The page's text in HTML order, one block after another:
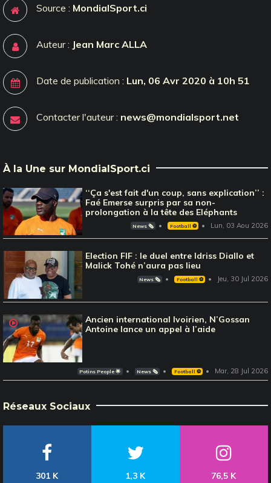
Source : MondialSport.ci
Auteur : Jean Marc ALLA
Date de publication : Lun, 06 Avr 2020 à 10h 51
Contacter l'auteur : news@mondialsport.net
À la Une sur MondialSport.ci
‘‘Ça s'est fait d'un coup, sans explication’’ :
Faé Emerse surpris par sa non-
prolongation à la tête des Eléphants
News 🗞️ Football ⚽️ Lun, 03 Aou 2026
Election FIF : le duel entre Idriss Diallo et
Malick Tohé n’aura pas lieu
News 🗞️ Football ⚽️ Jeu, 30 Jul 2026
Ancien international Ivoirien, N’Gossan
Antoine lance un appel à l’aide
Potins People 🌟 News 🗞️ Football ⚽️ Mar, 28 Jul 2026
Réseaux Sociaux
301 K
1,3 K
76,5 K